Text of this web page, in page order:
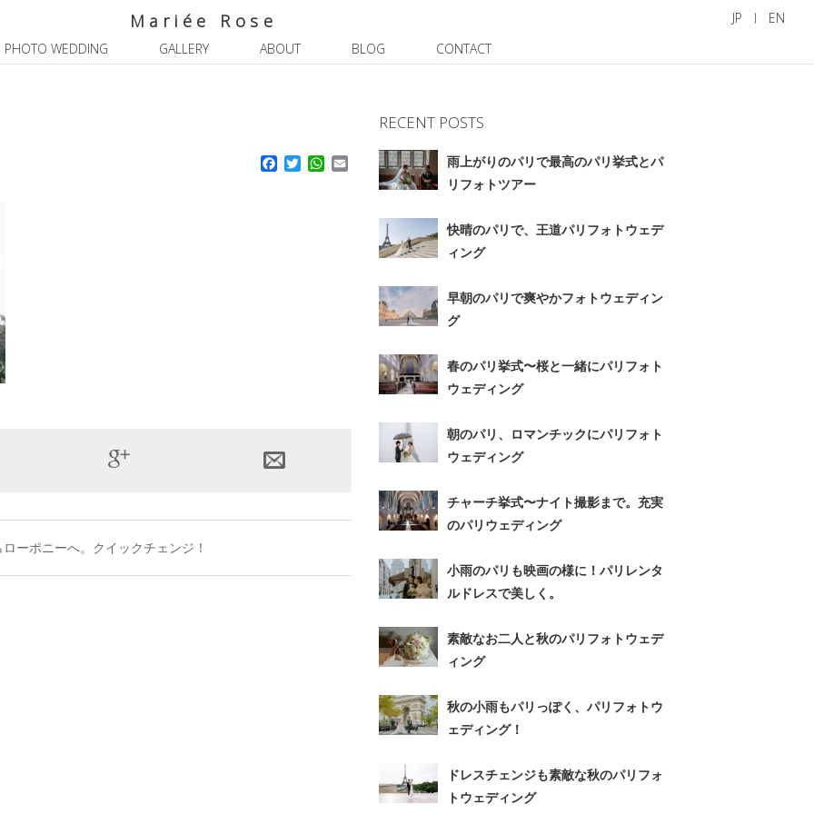
Mariée Rose
PHOTO WEDDING GALLERY ABOUT BLOG CONTACT
JP EN
Facebook
TwitterWhatsApp
Email
ーポニーへ。クイックチェンジ！
RECENT POSTS
雨上がりのパリで最高のパリ挙式とパ
リフォトツアー
快晴のパリで、王道パリフォトウェデ
ィング
早朝のパリで爽やかフォトウェディン
グ
春のパリ挙式〜桜と一緒にパリフォト
ウェディング
朝のパリ、ロマンチックにパリフォト
ウェディング
チャーチ挙式〜ナイト撮影まで。充実
のパリウェディング
小雨のパリも映画の様に！パリレンタ
ルドレスで美しく。
素敵なお二人と秋のパリフォトウェデ
ィング
秋の小雨もパリっぽく、パリフォトウ
ェディング！
ドレスチェンジも素敵な秋のパリフォ
トウェディング